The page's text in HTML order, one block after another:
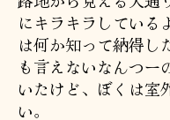
にキラキラしている
は何か知って納得し
も言えないなんつー
いたけど、ぼくは室
い。